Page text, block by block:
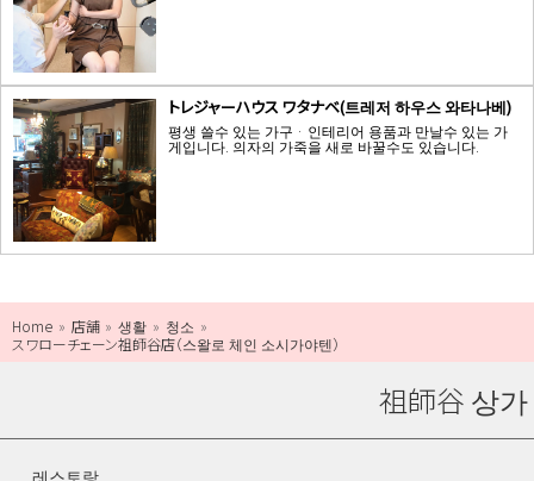
トレジャーハウス ワタナベ(트레저 하우스 와타나베)
평생 쓸수 있는 가구 · 인테리어 용품과 만날수 있는 가
게입니다. 의자의 가죽을 새로 바꿀수도 있습니다.
Home 店舗 생활
청소
スワローチェーン祖師谷店（스왈로 체인 소시가야텐）
祖師谷 상가
레스토랑